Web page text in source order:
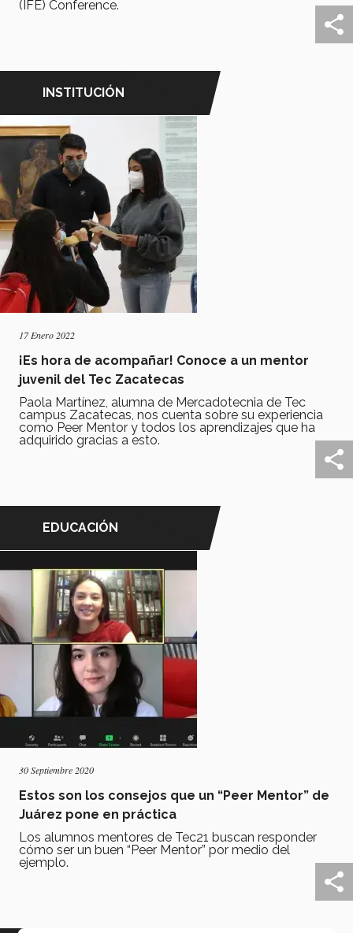
(IFE) Conference.
INSTITUCIÓN
17 Enero 2022
¡Es hora de acompañar! Conoce a un mentor
juvenil del Tec Zacatecas
Paola Martínez, alumna de Mercadotecnia de Tec
campus Zacatecas, nos cuenta sobre su experiencia
como Peer Mentor y todos los aprendizajes que ha
adquirido gracias a esto.
EDUCACIÓN
30 Septiembre 2020
Estos son los consejos que un “Peer Mentor” de
Juárez pone en práctica
Los alumnos mentores de Tec21 buscan responder
cómo ser un buen “Peer Mentor” por medio del
ejemplo.